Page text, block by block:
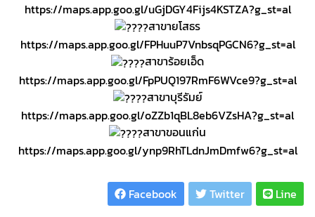
https://maps.app.goo.gl/uGjDGY4Fijs4KSTZA?g_st=al
สาขายโสธร
https://maps.app.goo.gl/FPHuuP7VnbsqPGCN6?g_st=al
สาขาร้อยเอ็ด
https://maps.app.goo.gl/FpPUQ197RmF6WVce9?g_st=al
สาขาบุรีรัมย์
https://maps.app.goo.gl/oZZb1qBL8eb6VZsHA?g_st=al
สาขาขอนแก่น
https://maps.app.goo.gl/ynp9RhTLdnJmDmfw6?g_st=al
Facebook Twitter Line